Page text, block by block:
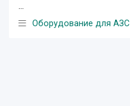
...
Оборудование для АЗС